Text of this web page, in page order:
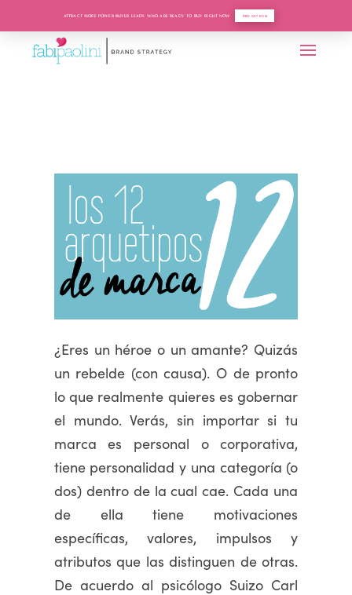
ATTRACT MORE POWER BUYER LEADS WHO ARE READY TO BUY RIGHT NOW FIND OUT HOW
¿Eres un héroe o un amante? Quizás
un rebelde (con causa). O de pronto
lo que realmente quieres es gobernar
el mundo. Verás, sin importar si tu
marca es personal o corporativa,
tiene personalidad y una categoría (o
dos) dentro de la cual cae. Cada una
de ella tiene motivaciones
específicas, valores, impulsos y
atributos que las distinguen de otras.
De acuerdo al psicólogo Suizo Carl